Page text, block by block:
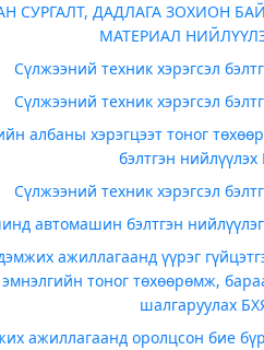
СУРГАЛТ, ДАДЛАГА ЗОХИОН
МАТЕРИАЛ
Сүлжээний техник хэрэгсэл
Сүлжээний техник хэрэгсэл
албаны хэрэгцээт тоног
бэлтгэн
Сүлжээний техник хэрэгсэл
автомашин бэлтгэн
ажиллагаанд үүрэг
эмнэлгийн тоног төхөөрөмж,
шалгаруулах
ажиллагаанд оролцсон бие